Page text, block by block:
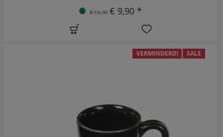
€ 15,90 € 9,90 *
VERMINDERD! SALE